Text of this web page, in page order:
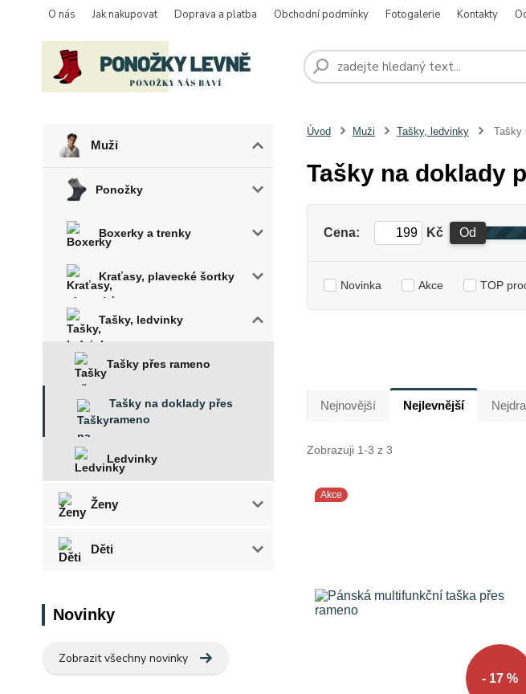
O nás Jak nakupovat Doprava a platba Obchodní podmínky Fotogalerie Kontakty
Muži
Ponožky
Boxerky a trenky
Kraťasy, plavecké šortky
Tašky, ledvinky
Tašky přes rameno
Tašky na doklady přes
rameno
Ledvinky
Ženy
Děti
Novinky
Zobrazit všechny novinky
Úvod Muži Tašky, ledvinky Tašky
Tašky na doklady
Cena: Kč Od
Novinka Akce TOP
Nejnovější Nejlevnější
Zobrazuji 1-3 z 3
Akce
- 17 %